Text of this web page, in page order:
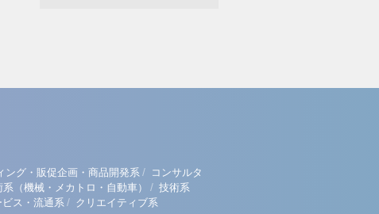
ング・販促企画・商品開発系 / コンサルタ
系（機械・メカトロ・自動車） / 技術系
ビス・流通系 / クリエイティブ系